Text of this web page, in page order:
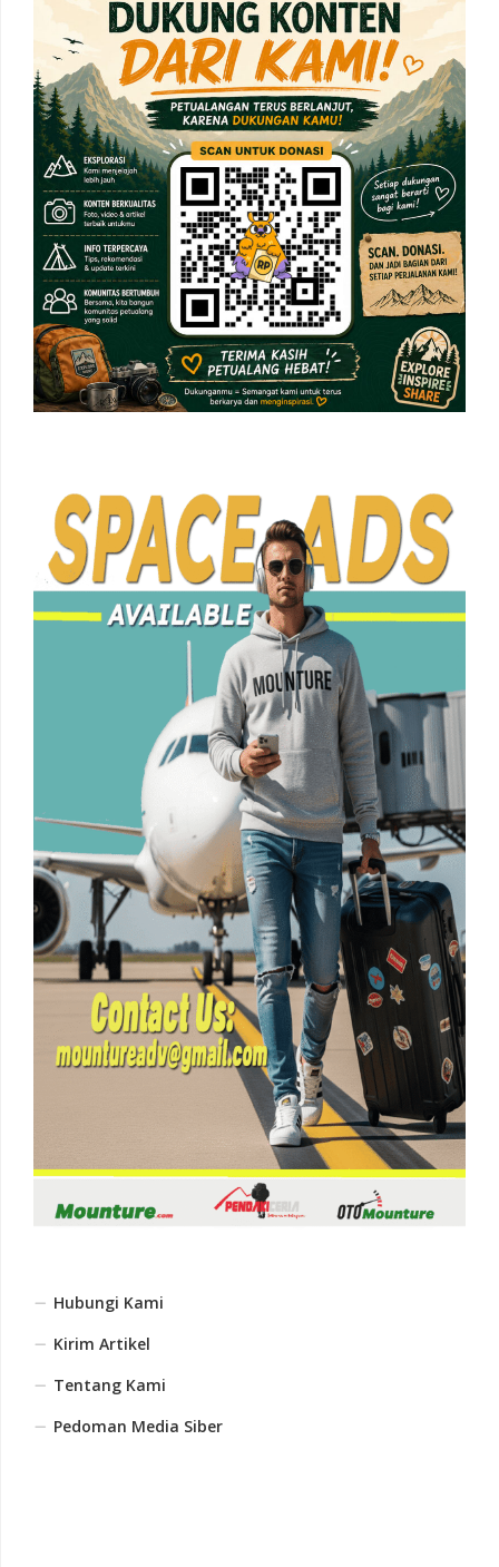
Hubungi Kami
Kirim Artikel
Tentang Kami
Pedoman Media Siber